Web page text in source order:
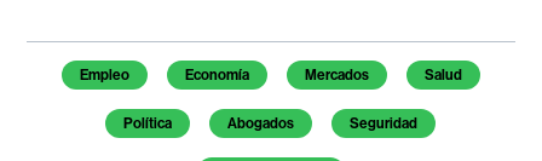
Temas de este artículo
Empleo Economía Mercados Salud
Política Abogados Seguridad